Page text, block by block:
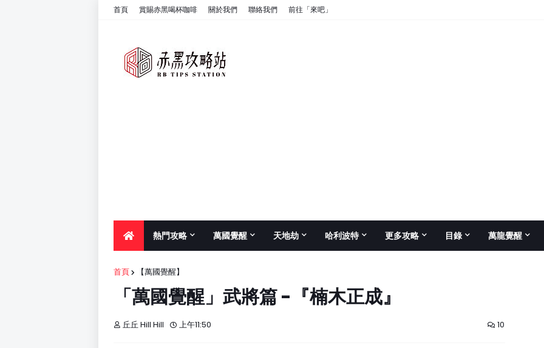
首頁 賞賜赤黑喝杯咖啡 關於我們 聯絡我們 前往「來吧」
熱門攻略 萬國覺醒 天地劫 哈利波特 更多攻略 目錄 萬龍覺醒
首頁 【萬國覺醒】
「萬國覺醒」武將篇 -『楠木正成』
丘丘 Hill Hill 上午11:50 10